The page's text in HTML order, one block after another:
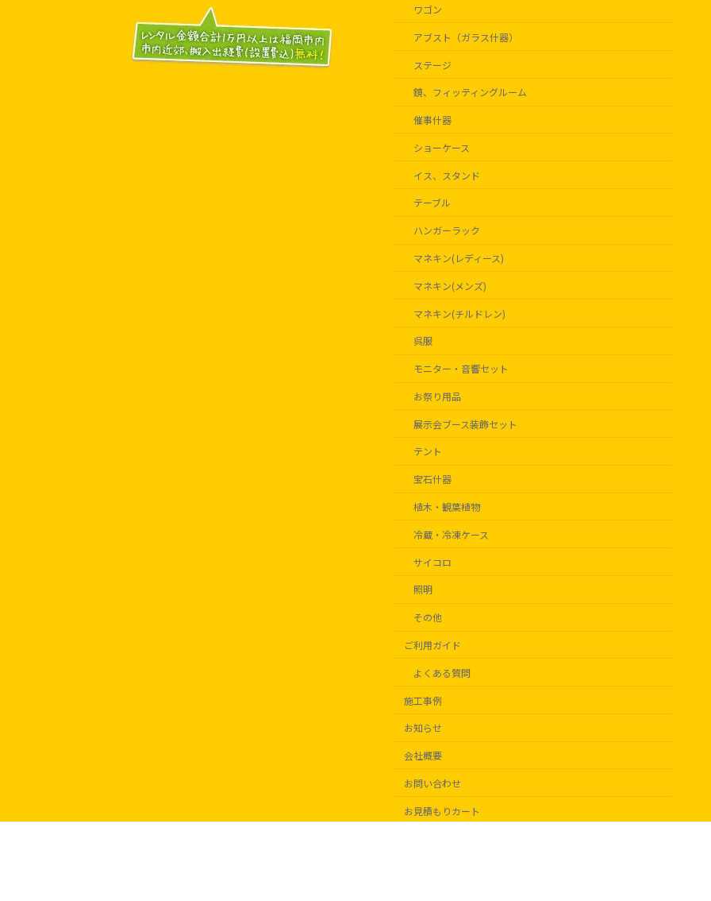
ワゴン
アブスト（ガラス什器）
ステージ
鏡、フィッティングルーム
催事什器
ショーケース
イス、スタンド
テーブル
ハンガーラック
マネキン(レディース)
マネキン(メンズ)
マネキン(チルドレン)
呉服
モニター・音響セット
お祭り用品
展示会ブース装飾セット
テント
宝石什器
植木・観葉植物
冷蔵・冷凍ケース
サイコロ
照明
その他
ご利用ガイド
よくある質問
施工事例
お知らせ
会社概要
お問い合わせ
お見積もりカート